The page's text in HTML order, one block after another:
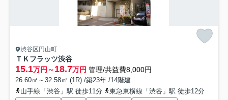
渋谷区円山町
ＴＫフラッツ渋谷
15.1万円～18.7万円 管理/共益費8,000円
26.60㎡～32.58㎡ (1R) /築23年 /14階建
山手線「渋谷」駅 徒歩11分
東急東横線「渋谷」駅 徒歩12分